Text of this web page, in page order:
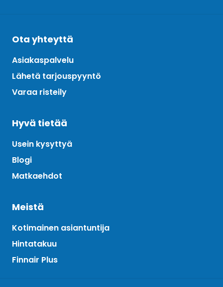
Ota yhteyttä
Asiakaspalvelu
Lähetä tarjouspyyntö
Varaa risteily
Hyvä tietää
Usein kysyttyä
Blogi
Matkaehdot
Meistä
Kotimainen asiantuntija
Hintatakuu
Finnair Plus